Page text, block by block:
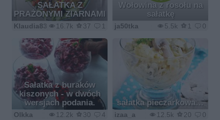
SAŁATKA Z
PRAŻONYMI ZIARNAMI
16.7k 37 1
Klaudia83
Wołowina z rosołu na
sałatkę
5.5k 1 0
ja50tka
Sałatka z buraków
kiszonych - w dwóch
wersjach podania.
12.2k 30 4
Olkka
sałatka pieczarkowa…
12.5k 20 0
izaa_a